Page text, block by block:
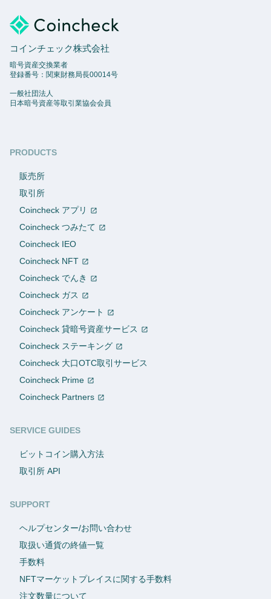
コインチェック株式会社
暗号資産交換業者
登録番号：関東財務局長00014号
一般社団法人
日本暗号資産等取引業協会会員
PRODUCTS
販売所
取引所
Coincheck アプリ
Coincheck つみたて
Coincheck IEO
Coincheck NFT
Coincheck でんき
Coincheck ガス
Coincheck アンケート
Coincheck 貸暗号資産サービス
Coincheck ステーキング
Coincheck 大口OTC取引サービス
Coincheck Prime
Coincheck Partners
SERVICE GUIDES
ビットコイン購入方法
取引所 API
SUPPORT
ヘルプセンター/お問い合わせ
取扱い通貨の終値一覧
手数料
NFTマーケットプレイスに関する手数料
注文数量について